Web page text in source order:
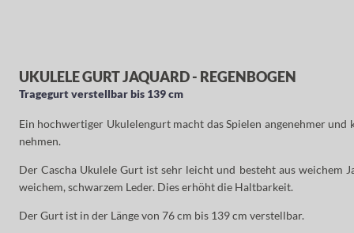
UKULELE GURT JAQUARD - REGENBOGEN
Tragegurt verstellbar bis 139 cm
Ein hochwertiger Ukulelengurt macht das Spielen angenehmer
nehmen.
Der Cascha Ukulele Gurt ist sehr leicht und besteht aus weichem
weichem, schwarzem Leder. Dies erhöht die Haltbarkeit.
Der Gurt ist in der Länge von 76 cm bis 139 cm verstellbar.